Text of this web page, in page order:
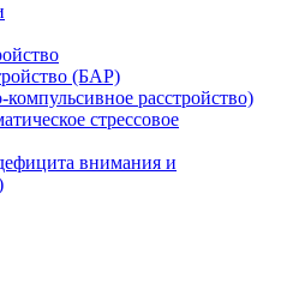
(БАР)
расстройство)
стрессовое
внимания и